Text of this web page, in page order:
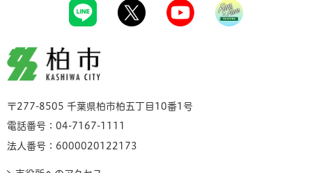
柏市
〒277-8505 千葉県柏市柏五丁目10番1号
電話番号：04-7167-1111
法人番号：6000020122173